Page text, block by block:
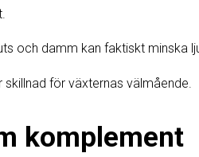
och damm kan faktiskt minska
för växternas välmående.
komplement